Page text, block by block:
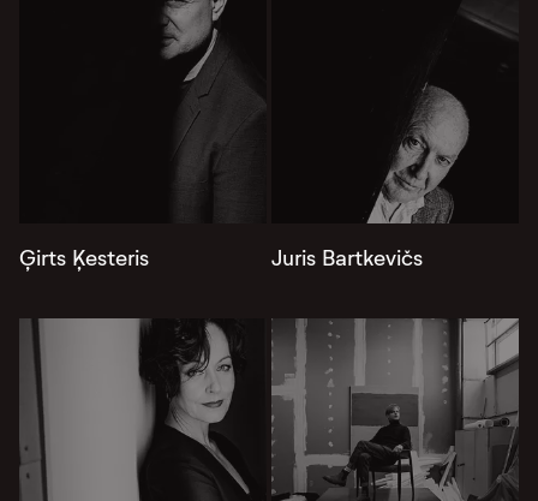
Ģirts Ķesteris Juris Bartkevičs